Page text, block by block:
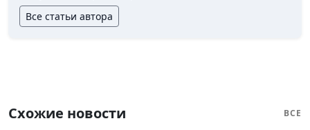
Все статьи автора
Схожие новости ВСЕ